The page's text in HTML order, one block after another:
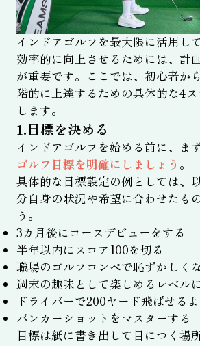
インドアゴルフを最大限に活用し
効率的に向上させるためには、計
が重要です。ここでは、初心者か
階的に上達するための具体的な4
します。
1.目標を決める
インドアゴルフを始める前に、ま
ゴルフ目標を明確にしましょう 。
具体的な目標設定の例としては、
分自身の状況や希望に合わせたも
う。
3カ月後にコースデビューをする
半年以内にスコア100を切る
職場のゴルフコンペで恥ずかしく
週末の趣味として楽しめるレベル
ドライバーで200ヤード飛ばせる
バンカーショットをマスターする
目標は紙に書き出して目につく場